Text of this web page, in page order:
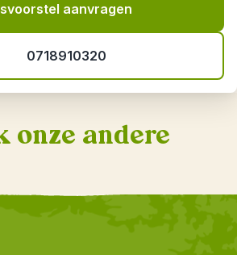
aanvragen
0718910320
onze andere